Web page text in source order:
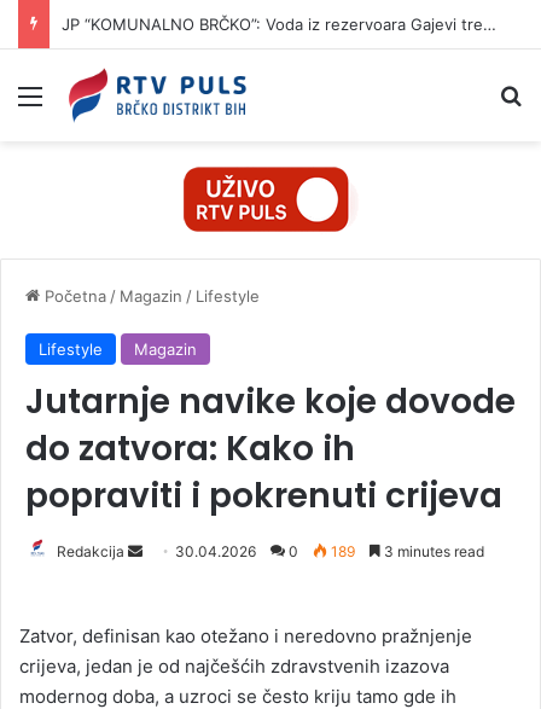
Osumnjičenom da je prevarama s kriptovalutama oštetio dvije žene za 42.000 KM
Izbornik
Početna / Magazin / Lifestyle
Lifestyle Magazin
Jutarnje navike koje dovode
do zatvora: Kako ih
popraviti i pokrenuti crijeva
Redakcija
d
a
n
30.04.2026 0 189 3 minutes read
Zatvor, definisan kao otežano i neredovno pražnjenje
crijeva, jedan je od najčešćih zdravstvenih izazova
modernog doba, a uzroci se često kriju tamo gde ih